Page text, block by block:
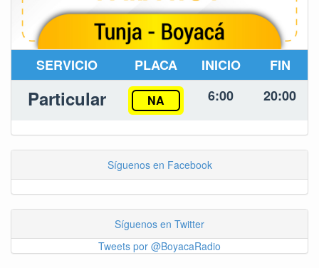
SERVICIO PLACA INICIO FIN
Particular NA 6:00 20:00
Síguenos en Facebook
Síguenos en Twitter
Tweets por @BoyacaRadio